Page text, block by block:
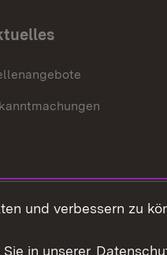
und verbessern zu
in unserer